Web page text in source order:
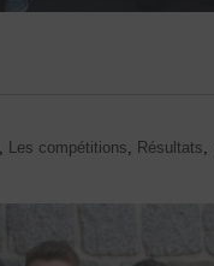
Les compétitions Résultats